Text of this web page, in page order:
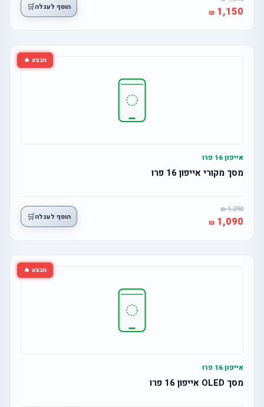
1,150 הוסף לעגלה🛒
מבצע 🔥
אייפון 16 פרו
מסך מקורי אייפון 16 פרו
1,290
1,090 הוסף לעגלה🛒
מבצע 🔥
אייפון 16 פרו
מסך OLED אייפון 16 פרו